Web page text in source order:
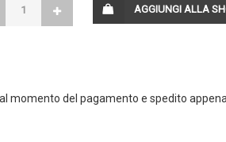
AGGIUNGI ALLA
momento del pagamento e spedito